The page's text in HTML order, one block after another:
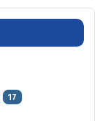
17